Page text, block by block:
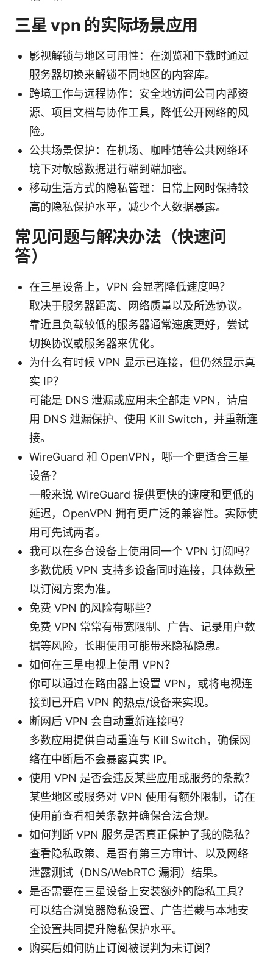
三星 vpn 的实际场景应用
影视解锁与地区可用性：在浏览和下载时通过
服务器切换来解锁不同地区的内容库。
跨境工作与远程协作：安全地访问公司内部资
源、项目文档与协作工具，降低公开网络的风
险。
公共场景保护：在机场、咖啡馆等公共网络环
境下对敏感数据进行端到端加密。
移动生活方式的隐私管理：日常上网时保持较
高的隐私保护水平，减少个人数据暴露。
常见问题与解决办法（快速问
答）
在三星设备上，VPN 会显著降低速度吗？
取决于服务器距离、网络质量以及所选协议。
靠近且负载较低的服务器通常速度更好，尝试
切换协议或服务器来优化。
为什么有时候 VPN 显示已连接，但仍然显示真
实 IP？
可能是 DNS 泄漏或应用未全部走 VPN，请启
用 DNS 泄漏保护、使用 Kill Switch，并重新连
接。
WireGuard 和 OpenVPN，哪一个更适合三星
设备？
一般来说 WireGuard 提供更快的速度和更低的
延迟，OpenVPN 拥有更广泛的兼容性。实际使
用可先试两者。
我可以在多台设备上使用同一个 VPN 订阅吗？
多数优质 VPN 支持多设备同时连接，具体数量
以订阅方案为准。
免费 VPN 的风险有哪些？
免费 VPN 常常有带宽限制、广告、记录用户数
据等风险，长期使用可能带来隐私隐患。
如何在三星电视上使用 VPN？
你可以通过在路由器上设置 VPN，或将电视连
接到已开启 VPN 的热点/设备来实现。
断网后 VPN 会自动重新连接吗？
多数应用提供自动重连与 Kill Switch，确保网
络在中断后不会暴露真实 IP。
使用 VPN 是否会违反某些应用或服务的条款？
某些地区或服务对 VPN 使用有额外限制，请在
使用前查看相关条款并确保合法合规。
如何判断 VPN 服务是否真正保护了我的隐私？
查看隐私政策、是否有第三方审计、以及网络
泄露测试（DNS/WebRTC 漏洞）结果。
是否需要在三星设备上安装额外的隐私工具？
可以结合浏览器隐私设置、广告拦截与本地安
全设置共同提升隐私保护水平。
购买后如何防止订阅被误判为未订阅？